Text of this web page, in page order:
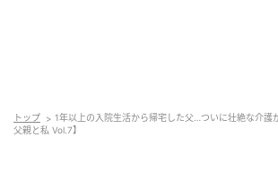
トップ
1年以上の入院生活から帰宅した父…ついに壮絶な介護
父親と私 Vol.7】